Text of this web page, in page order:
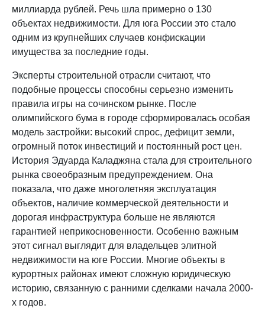
миллиарда рублей. Речь шла примерно о 130
объектах недвижимости. Для юга России это стало
одним из крупнейших случаев конфискации
имущества за последние годы.
Эксперты строительной отрасли считают, что
подобные процессы способны серьезно изменить
правила игры на сочинском рынке. После
олимпийского бума в городе сформировалась особая
модель застройки: высокий спрос, дефицит земли,
огромный поток инвестиций и постоянный рост цен.
История Эдуарда Каладжяна стала для строительного
рынка своеобразным предупреждением. Она
показала, что даже многолетняя эксплуатация
объектов, наличие коммерческой деятельности и
дорогая инфраструктура больше не являются
гарантией неприкосновенности. Особенно важным
этот сигнал выглядит для владельцев элитной
недвижимости на юге России. Многие объекты в
курортных районах имеют сложную юридическую
историю, связанную с ранними сделками начала 2000-
х годов.